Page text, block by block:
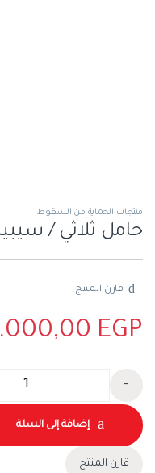
منتجات الحماية من السقوط
حامل ثلاثي /
قارن المنتج
EGP
-
إضافة إلى السلة
قارن المنتج